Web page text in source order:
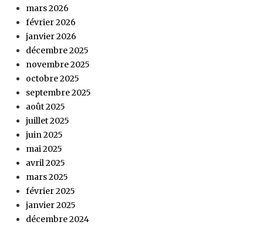
mars 2026
février 2026
janvier 2026
décembre 2025
novembre 2025
octobre 2025
septembre 2025
août 2025
juillet 2025
juin 2025
mai 2025
avril 2025
mars 2025
février 2025
janvier 2025
décembre 2024